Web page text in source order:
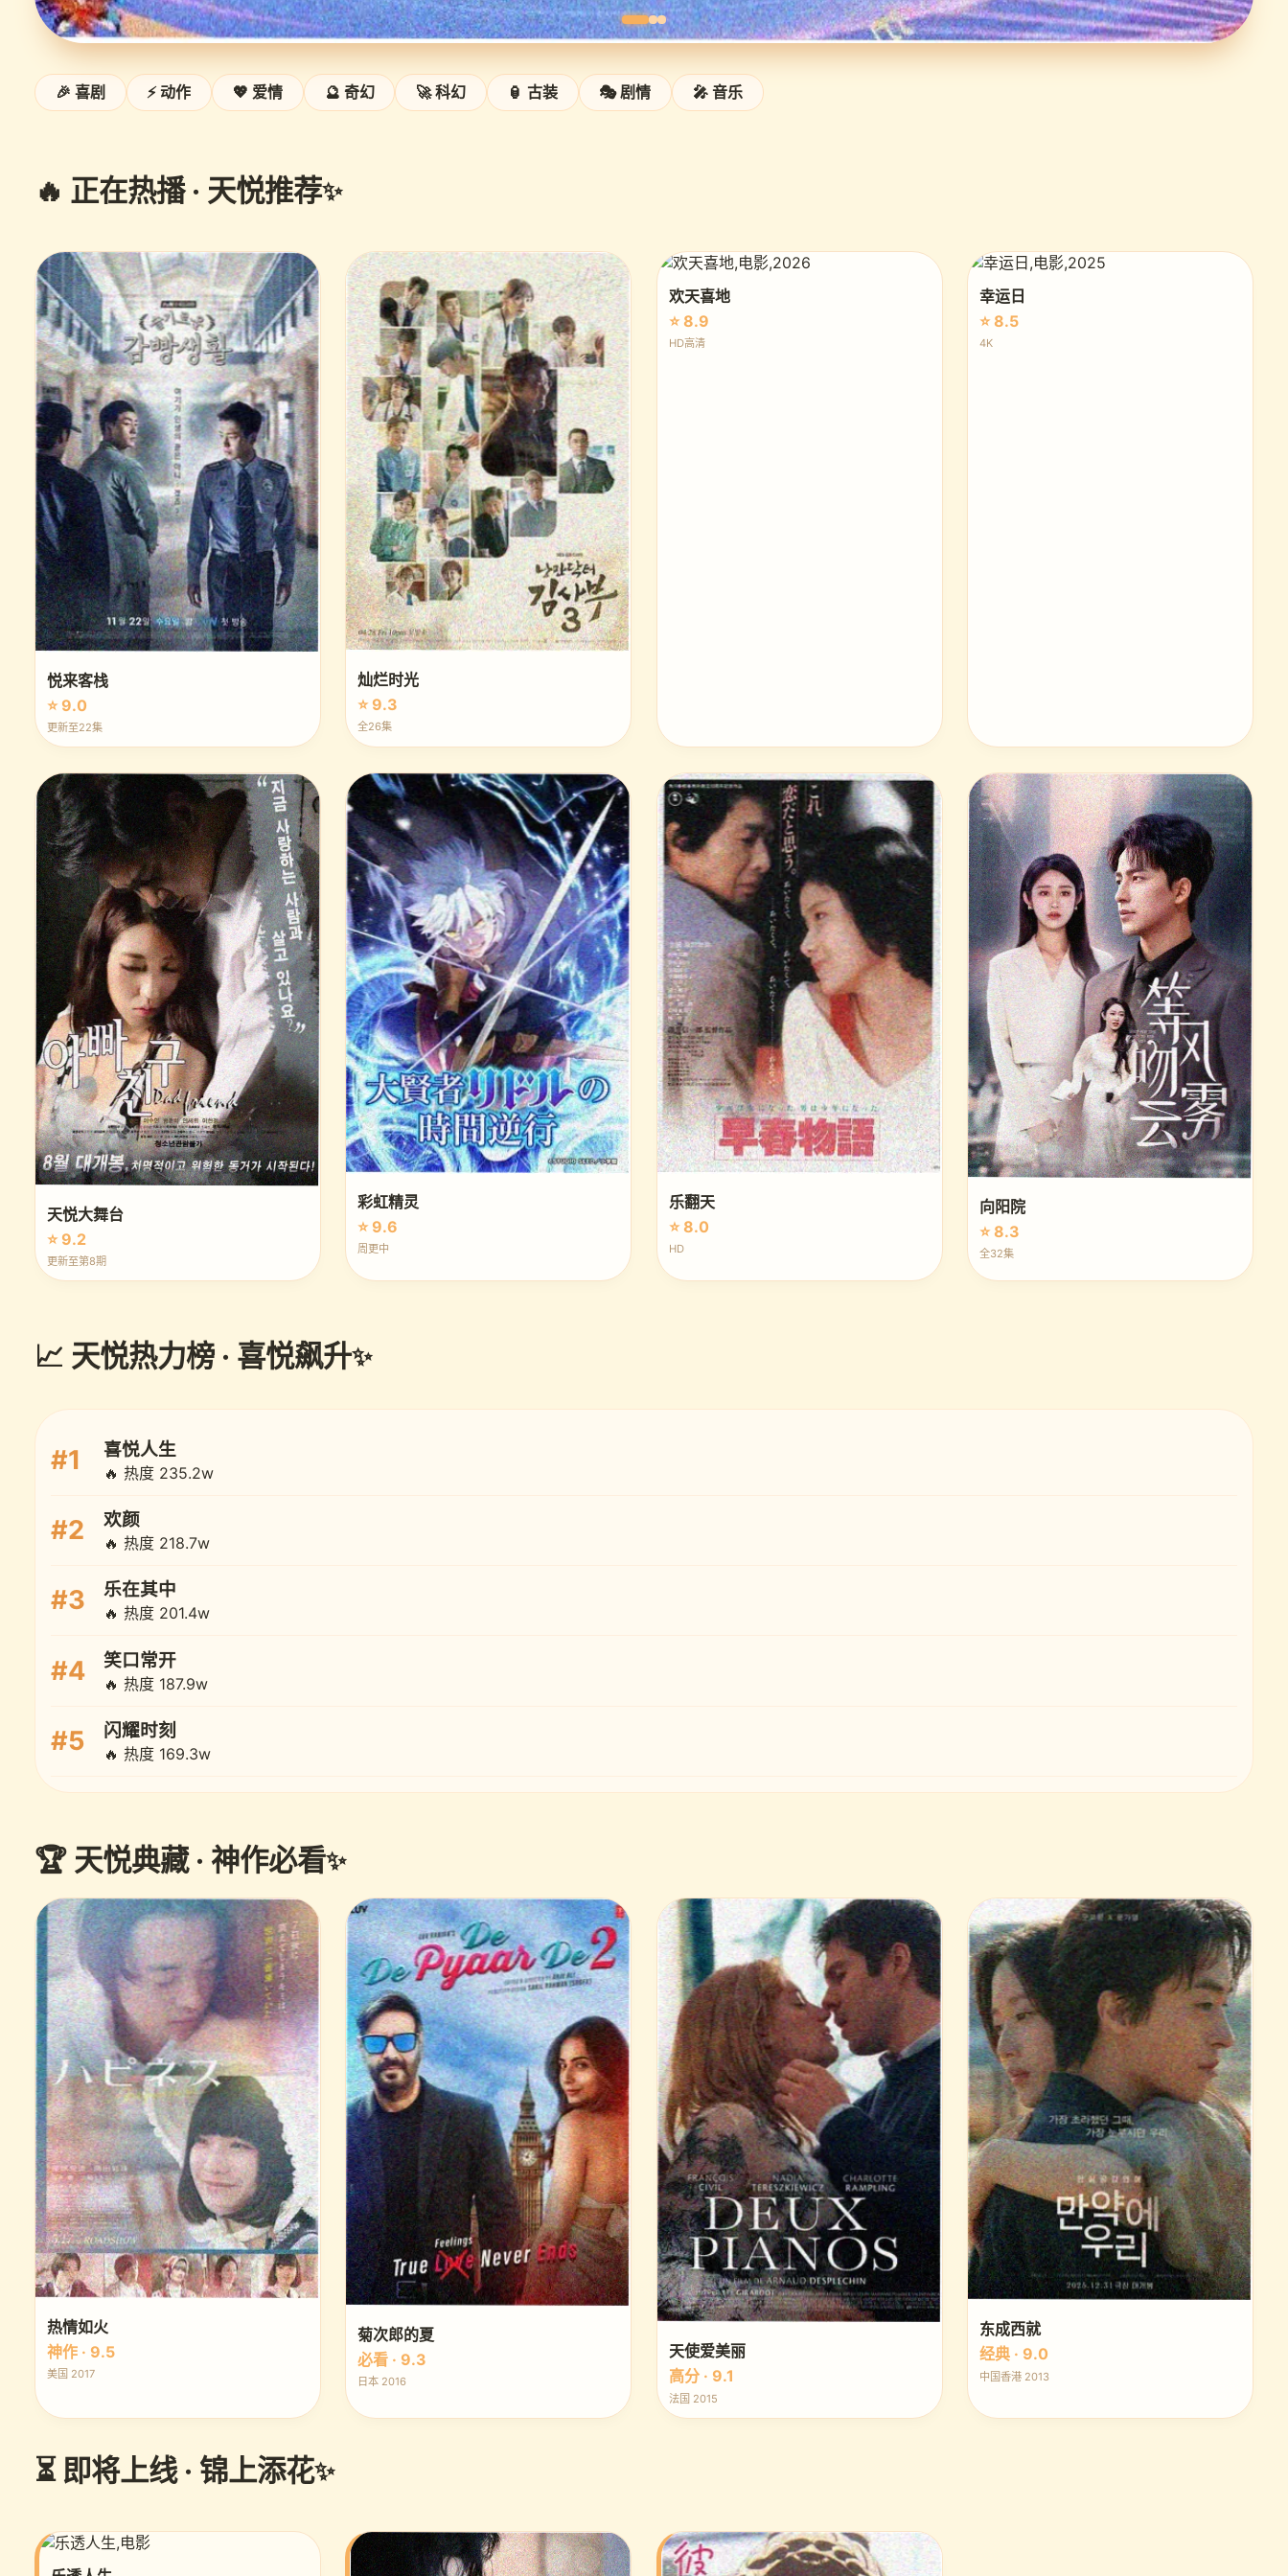
🎉 喜剧 ⚡ 动作 💖 爱情 🔮 奇幻 🚀 科幻 🏮 古装 🎭 剧情 🎤 音乐
🔥 正在热播 · 天悦推荐
悦来客栈
⭐ 9.0
更新至22集
灿烂时光
⭐ 9.3
全26集
欢天喜地
⭐ 8.9
HD高清
幸运日
⭐ 8.5
4K
天悦大舞台
⭐ 9.2
更新至第8期
彩虹精灵
⭐ 9.6
周更中
乐翻天
⭐ 8.0
HD
向阳院
⭐ 8.3
全32集
📈 天悦热力榜 · 喜悦飙升
#1 喜悦人生
🔥 热度 235.2w
#2 欢颜
🔥 热度 218.7w
#3 乐在其中
🔥 热度 201.4w
#4 笑口常开
🔥 热度 187.9w
#5 闪耀时刻
🔥 热度 169.3w
🏆 天悦典藏 · 神作必看
热情如火
神作 · 9.5
美国 2017
菊次郎的夏
必看 · 9.3
日本 2016
天使爱美丽
高分 · 9.1
法国 2015
东成西就
经典 · 9.0
中国香港 2013
⏳ 即将上线 · 锦上添花